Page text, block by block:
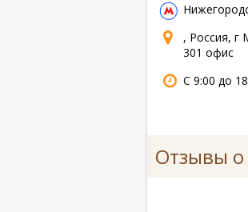
, Россия, г
301 офис
С 9:00 до
Отзывы